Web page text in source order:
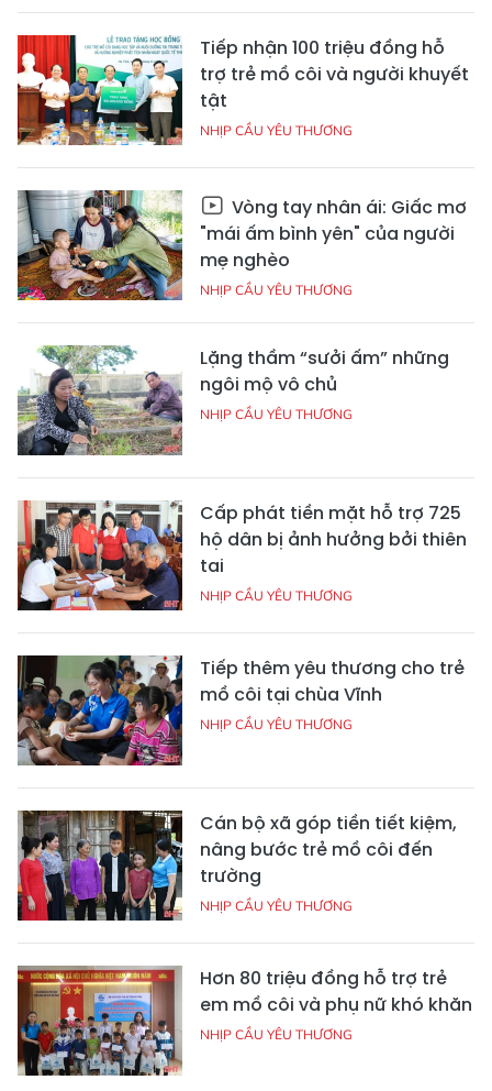
Tiếp nhận 100 triệu đồng hỗ
trợ trẻ mồ côi và người khuyết
tật
NHỊP CẦU YÊU THƯƠNG
Vòng tay nhân ái: Giấc mơ
"mái ấm bình yên" của người
mẹ nghèo
NHỊP CẦU YÊU THƯƠNG
Lặng thầm “sưởi ấm” những
ngôi mộ vô chủ
NHỊP CẦU YÊU THƯƠNG
Cấp phát tiền mặt hỗ trợ 725
hộ dân bị ảnh hưởng bởi thiên
tai
NHỊP CẦU YÊU THƯƠNG
Tiếp thêm yêu thương cho trẻ
mồ côi tại chùa Vĩnh
NHỊP CẦU YÊU THƯƠNG
Cán bộ xã góp tiền tiết kiệm,
nâng bước trẻ mồ côi đến
trường
NHỊP CẦU YÊU THƯƠNG
Hơn 80 triệu đồng hỗ trợ trẻ
em mồ côi và phụ nữ khó khăn
NHỊP CẦU YÊU THƯƠNG